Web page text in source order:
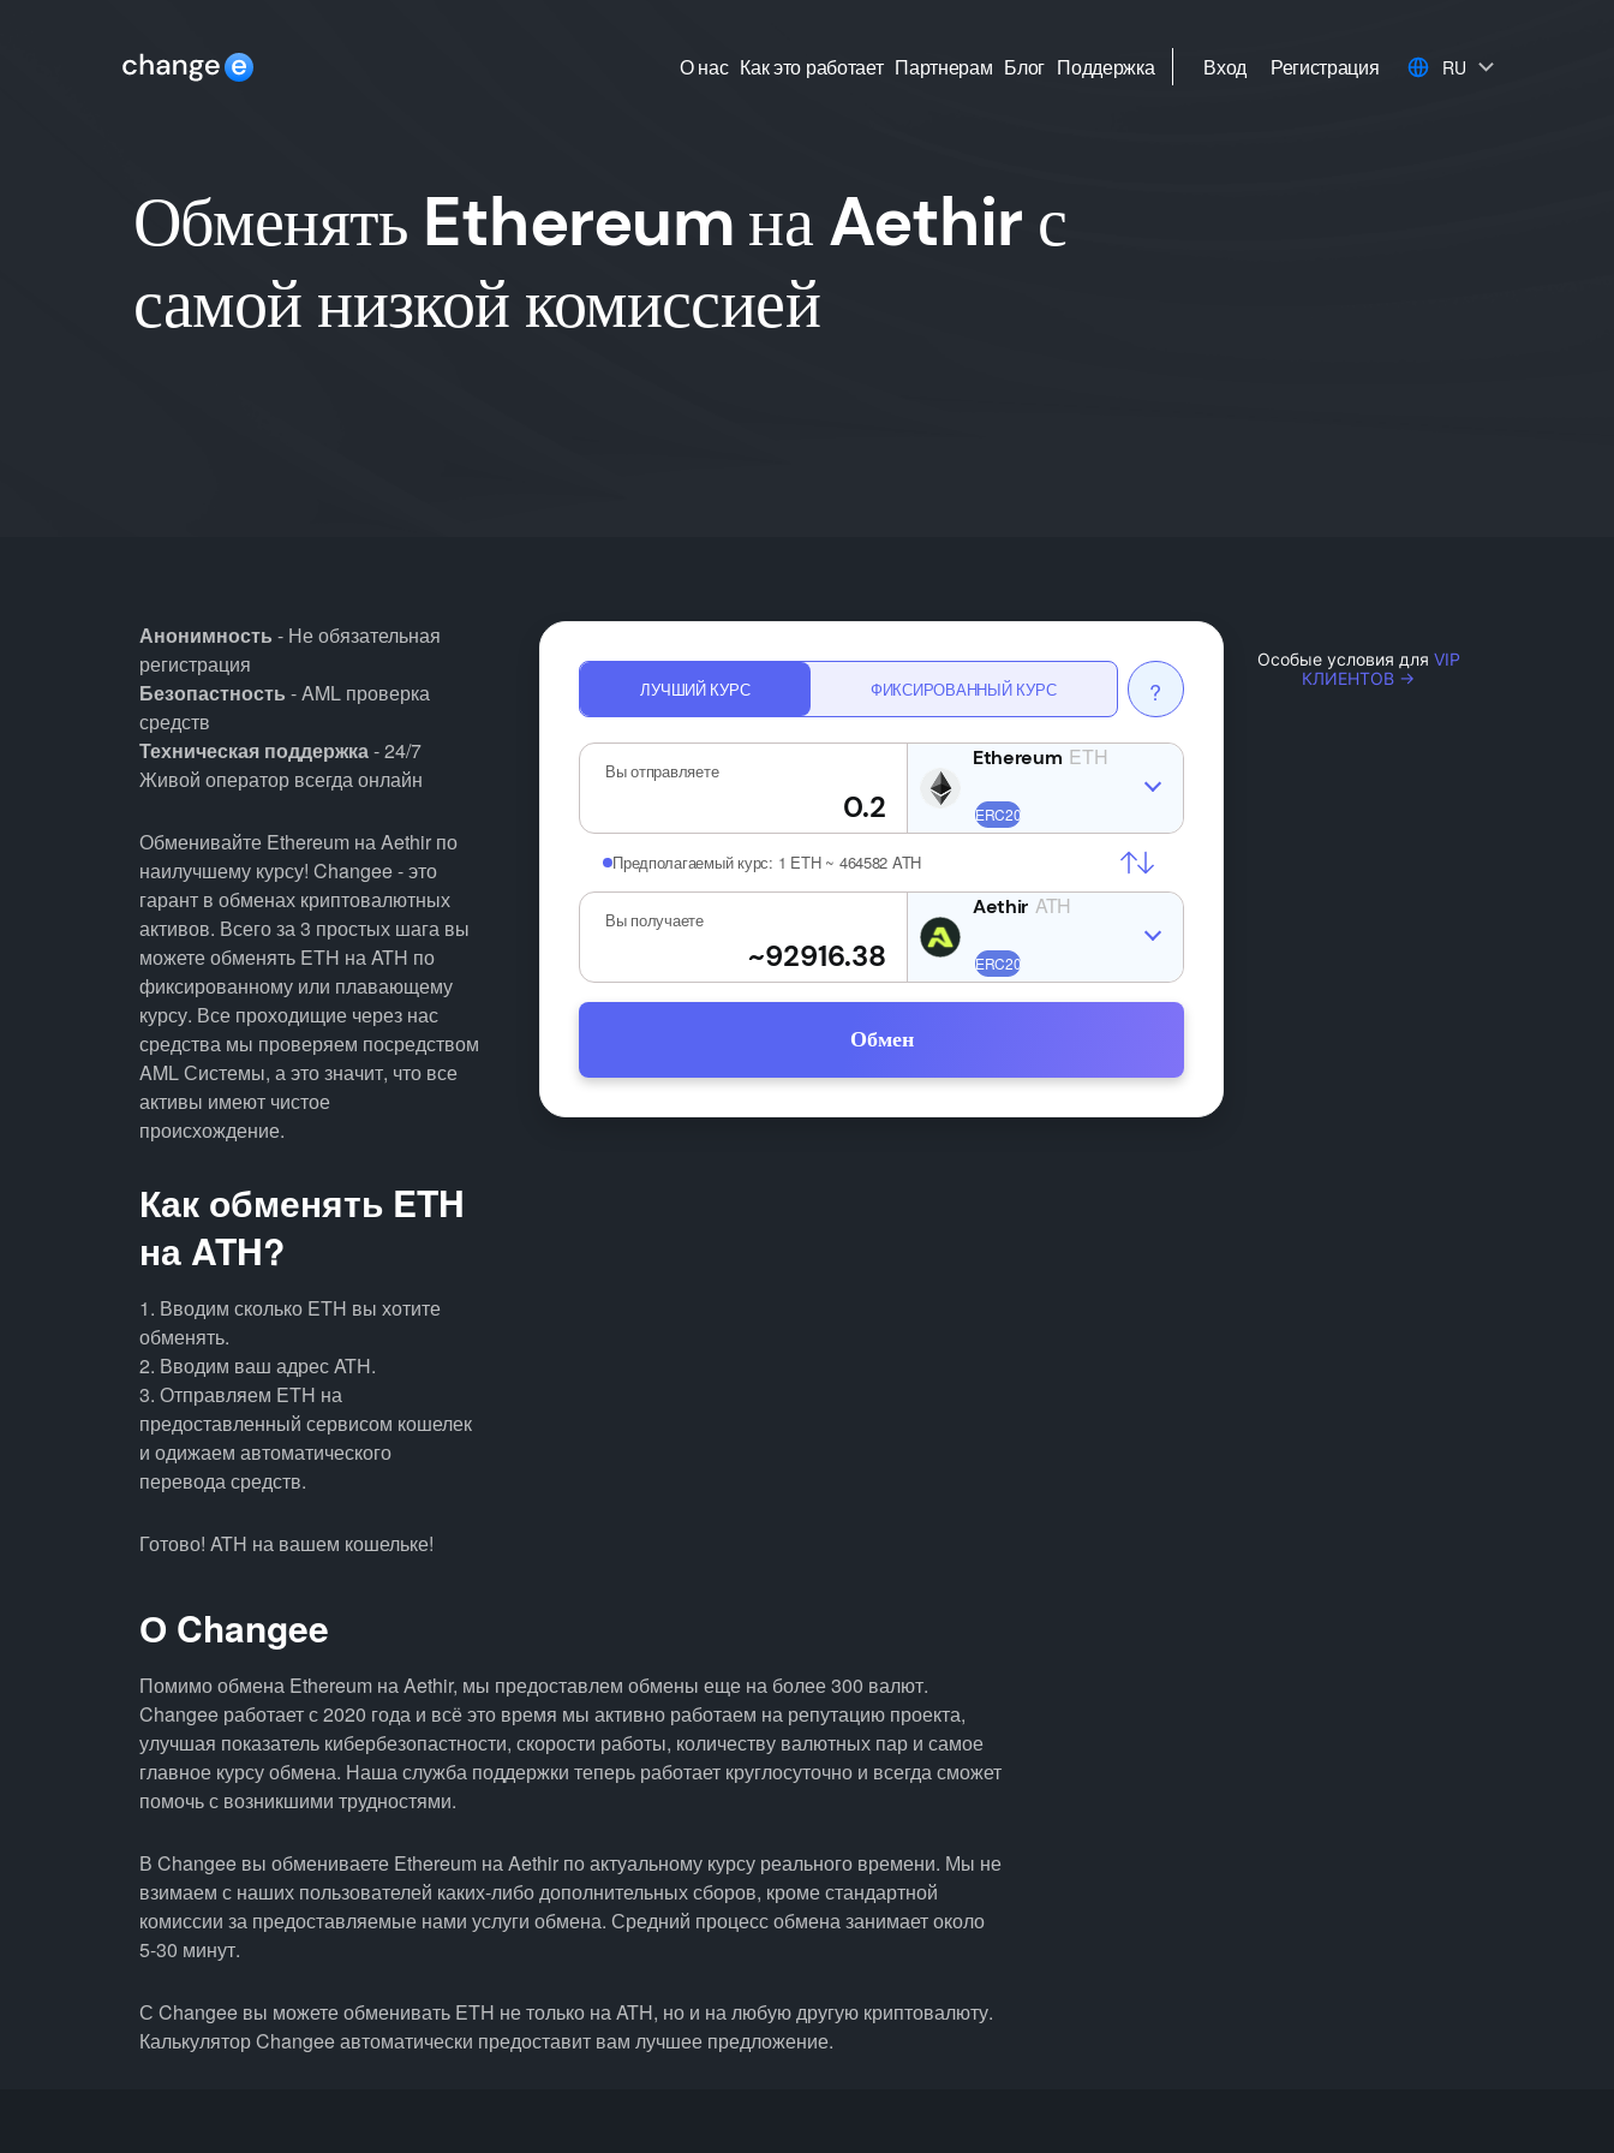
О нас Как это работает Партнерам Блог Поддержка Вход Регистрация RU
Обменять Ethereum на Aethir с
самой низкой комиссией
Анонимность - Не обязательная
регистрация
Безопастность - AML проверка
средств
Техническая поддержка- 24/7
Живой оператор всегда онлайн
Обменивайте Ethereum на Aethir по
наилучшему курсу! Changee - это
гарант в обменах криптовалютных
активов. Всего за 3 простых шага вы
можете обменять ETH на ATH по
фиксированному или плавающему
курсу. Все проходищие через нас
средства мы проверяем посредством
AML Системы, а это значит, что все
активы имеют чистое
происхождение.
Как обменять ETH
на ATH?
1. Вводим сколько ETH вы хотите
обменять.
2. Вводим ваш адрес ATH.
3. Отправляем ETH на
предоставленный сервисом кошелек
и одижаем автоматического
перевода средств.
Готово! ATH на вашем кошельке!
ЛУЧШИЙ КУРС ФИКСИРОВАННЫЙ КУРС ?
Вы отправляете
ETH
Предполагаемый курс: 1 ETH ~ 464582 ATH
Вы получаете
ATH
Обмен
Особые условия для VIP
КЛИЕНТОВ →
О Changee
Помимо обмена Ethereum на Aethir, мы предоставлем обмены еще на более 300 валют.
Changee работает с 2020 года и всё это время мы активно работаем на репутацию проекта,
улучшая показатель кибербезопастности, скорости работы, количеству валютных пар и самое
главное курсу обмена. Наша служба поддержки теперь работает круглосуточно и всегда сможет
помочь с возникшими трудностями.
В Changee вы обмениваете Ethereum на Aethir по актуальному курсу реального времени. Мы не
взимаем с наших пользователей каких-либо дополнительных сборов, кроме стандартной
комиссии за предоставляемые нами услуги обмена. Средний процесс обмена занимает около
5-30 минут.
С Changee вы можете обменивать ETH не только на ATH, но и на любую другую криптовалюту.
Калькулятор Changee автоматически предоставит вам лучшее предложение.